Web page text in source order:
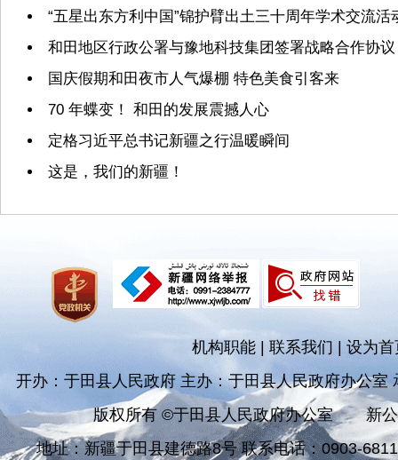
“五星出东方利中国”锦护臂出土三十周年学术交流活
和田地区行政公署与豫地科技集团签署战略合作协议
国庆假期和田夜市人气爆棚 特色美食引客来
70 年蝶变！ 和田的发展震撼人心
定格习近平总书记新疆之行温暖瞬间
这是，我们的新疆！
机构职能 联系我们|设为首
开办：于田县人民政府 主办：于田县人民政府办公室
版权所有 ©于田县人民政府办公室
新
地址：新疆于田县建德路8号 联系电话：0903-